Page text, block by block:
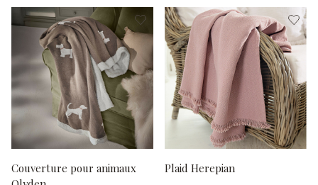
Couverture pour animaux
Plaid Herepian